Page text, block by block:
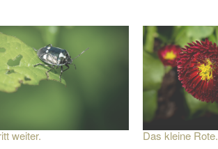
weiter. Das kleine Rote.